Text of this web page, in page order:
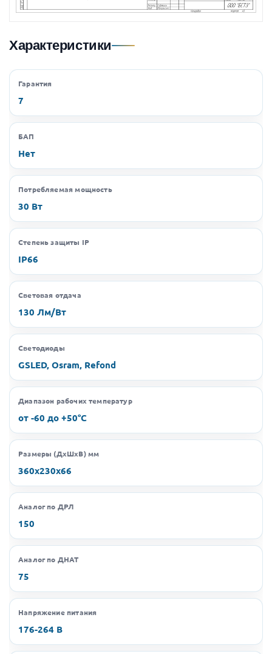
Характеристики
Гарантия
7
БАП
Нет
Потребляемая мощность
30 Вт
Степень защиты IP
IP66
Световая отдача
130 Лм/Вт
Светодиоды
GSLED, Osram, Refond
Диапазон рабочих температур
от -60 до +50°C
Размеры (ДхШхВ) мм
360х230х66
Аналог по ДРЛ
150
Аналог по ДНАТ
75
Напряжение питания
176-264 В